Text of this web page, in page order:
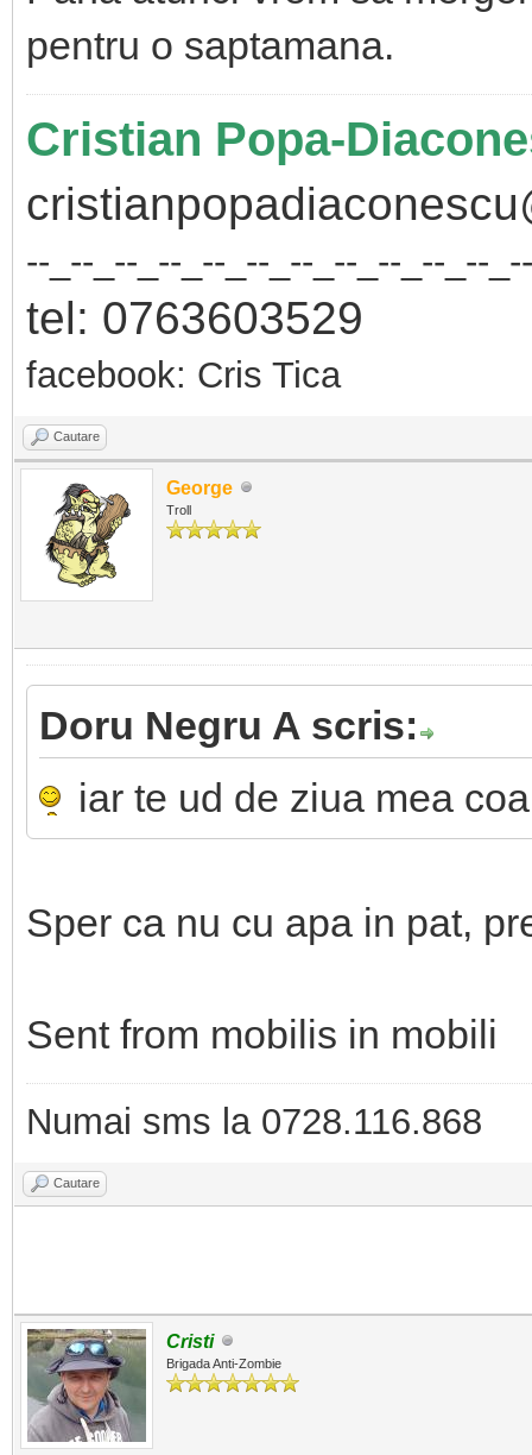
pentru o saptamana.
Cristian Popa-
--_--_--_--_--_--_--_--_--_--_--
tel: 0763603529
facebook: Cris Tica
Cautare
George
Troll
Doru Negru A scris:
iar te ud de ziua mea
Sper ca nu cu apa in pat,
Sent from mobilis in mobili
Numai sms la 0728.116.868
Cautare
Cristi
Brigada Anti-Zombie